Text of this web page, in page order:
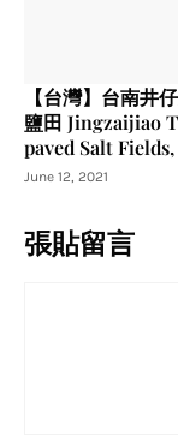
【台灣】台南井
鹽田 Jingzaijiao
paved Salt
June 12, 2021
張貼留言